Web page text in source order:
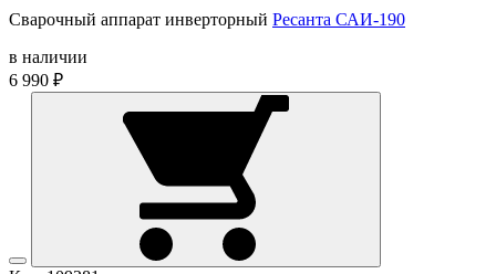
Сварочный аппарат инверторный Ресанта САИ-190
в наличии
6 990 ₽